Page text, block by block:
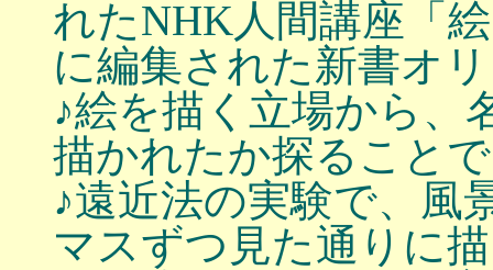
れたNHK人間講座「
に編集された新書オ
♪絵を描く立場から、
描かれたか探ること
♪遠近法の実験で、風
マスずつ見た通りに